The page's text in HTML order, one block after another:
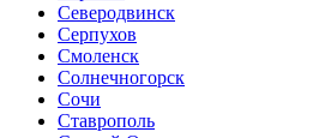
Северодвинск
Серпухов
Смоленск
Солнечногорск
Сочи
Ставрополь